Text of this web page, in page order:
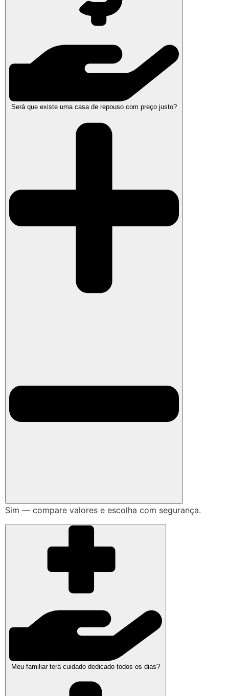
Será que existe uma casa de repouso com preço justo?
Sim — compare valores e escolha com segurança.
Meu familiar terá cuidado dedicado todos os dias?